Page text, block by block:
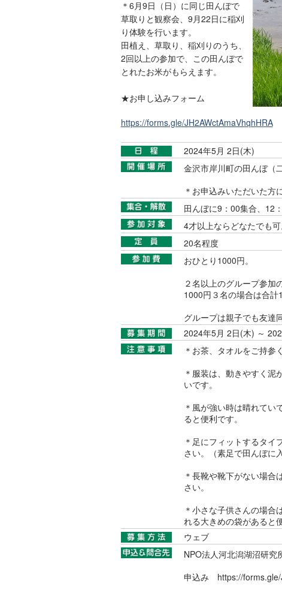
＊6月9日（日）に同じ田んぼで
草取りと観察会、9月22日に稲刈
り体験を行います。
田植え、草取り、稲刈りのうち、
2回以上の参加で、この田んぼで
とれたお米がもらえます。
★お申し込みフォーム
https://forms.gle/JH2AWctAmaVhqhHRA
2024年5月 2日(木)
金沢市岸川町の田んぼ（
＊お申込みいただいた方
田んぼに9：00集合、12
4才以上ならどなたでも
20名程度
おひとり1000円。
２名以上のグループ参加
1000円３名の場合は合計
グループは親子でも友達
2024年5月 2日(木) ～
＊お茶、タオルをご持参
＊服装は、動きやすく泥
いです。
＊風が強い時は晴れてい
ると便利です。
＊足にフィットするタイ
さい。（素足で田んぼに
＊長靴や靴下がない場合
さい。
＊小さな子供さんの場合
れる大きめの袋があると
ウェブ
NPO法人河北潟湖沼研究
申込み https://forms.gle/